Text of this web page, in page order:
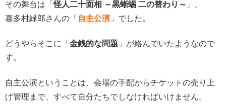
その舞台は「怪人二十面相 ～黒蜥蜴 二の替わり～ 」。
喜多村緑郎さんの「 自主公演 」でした。
どうやらそこに「 金銭的な問題 」が絡んでいたようなので
す。
自主公演ということは、会場の手配からチケットの売り上
げ管理まで、すべて自分たちでしなければいけません。